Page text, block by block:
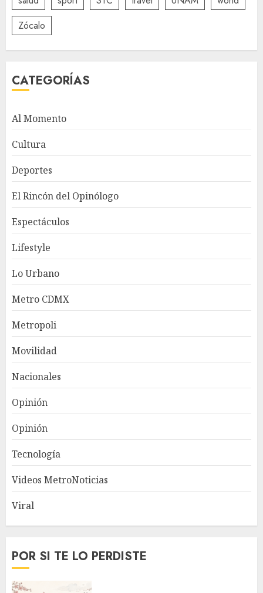
Zócalo
CATEGORÍAS
Al Momento
Cultura
Deportes
El Rincón del Opinólogo
Espectáculos
Lifestyle
Lo Urbano
Metro CDMX
Metropoli
Movilidad
Nacionales
Opinión
Opinión
Tecnología
Videos MetroNoticias
Viral
POR SI TE LO PERDISTE